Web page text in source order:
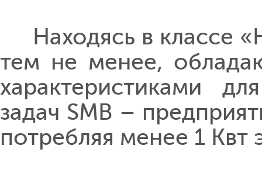
Находясь в классе
тем не менее,
характеристиками
задач SMB –
потребляя менее 1 Квт